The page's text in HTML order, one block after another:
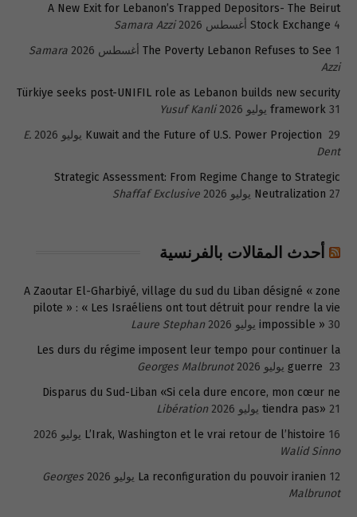
A New Exit for Lebanon’s Trapped Depositors- The Beirut
Stock Exchange 4 أغسطس 2026
Samara Azzi
The Poverty Lebanon Refuses to See 1 أغسطس 2026
Samara
Azzi
Türkiye seeks post-UNIFIL role as Lebanon builds new security
framework 31 يوليو 2026
Yusuf Kanli
Kuwait and the Future of U.S. Power Projection 29 يوليو 2026
E.
Dent
Strategic Assessment: From Regime Change to Strategic
Neutralization 27 يوليو 2026 Shaffaf Exclusive
أحدث المقالات بالفرنسية
A Zaoutar El-Gharbiyé, village du sud du Liban désigné « zone
pilote » : « Les Israéliens ont tout détruit pour rendre la vie
impossible » 30 يوليو 2026
Laure Stephan
Les durs du régime imposent leur tempo pour continuer la
guerre 23 يوليو 2026
Georges Malbrunot
Disparus du Sud-Liban «Si cela dure encore, mon cœur ne
tiendra pas» 21 يوليو 2026
Libération
L’Irak, Washington et le vrai retour de l’histoire 16 يوليو 2026
Walid Sinno
La reconfiguration du pouvoir iranien 12 يوليو 2026
Georges
Malbrunot